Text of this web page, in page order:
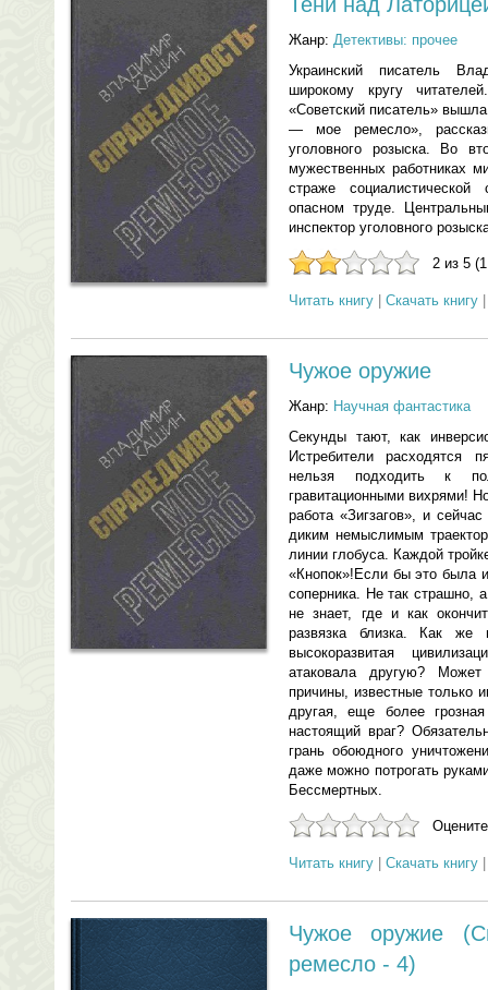
Жанр: Детективы: прочее
Украинский писатель
широкому кругу
«Советский писатель»
— мое ремесло»,
уголовного розыска. Во
мужественных работниках
страже
опасном труде.
инспектор уголовного
2 из 5
Читать книгу Скачать книгу
Чужое оружие
Жанр: Научная фантастика
Секунды тают, как
Истребители расходятся
нельзя подходить к
гравитационными вихрями!
работа «Зигзагов», и
диким немыслимым
линии глобуса. Каждой
«Кнопок»!Если бы это была
соперника. Не так страшно,
не знает, где и как
развязка близка. Как же
высокоразвитая
атаковала другую?
причины, известные только
другая, еще более
настоящий враг?
грань обоюдного
даже можно потрогать
Бессмертных.
Читать книгу Скачать книгу
Чужое оружие
ремесло - 4)